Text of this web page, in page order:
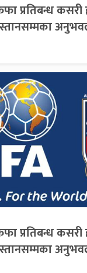
प्रतिबन्ध
प्रतिबन्ध